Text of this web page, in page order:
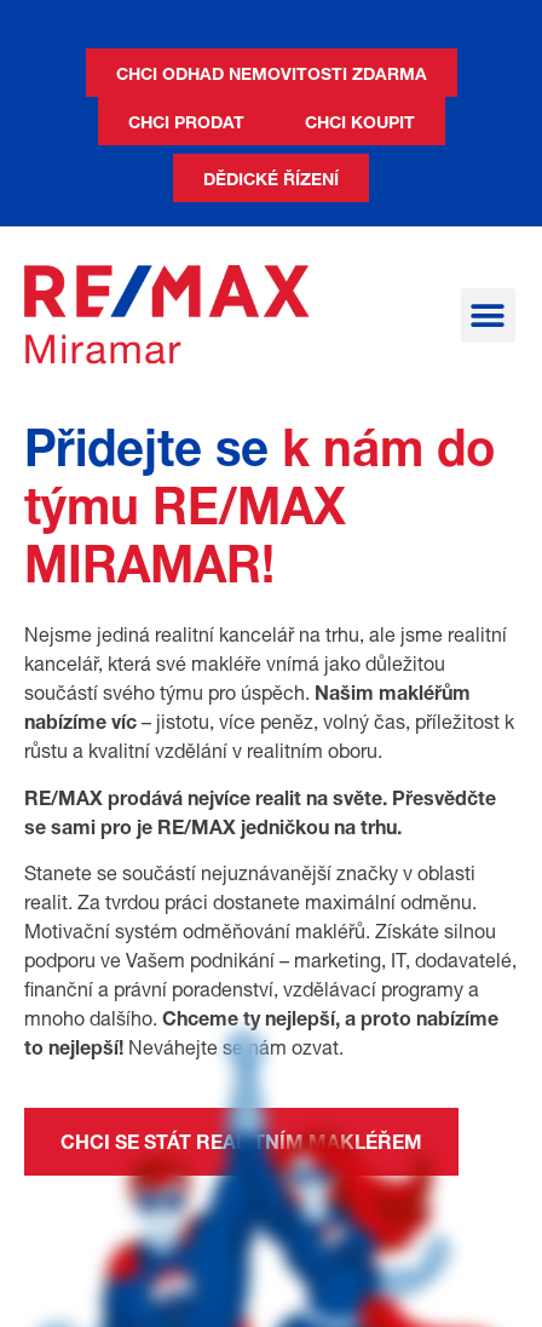
CHCI ODHAD NEMOVITOSTI ZDARMA
CHCI PRODAT CHCI KOUPIT
DĚDICKÉ ŘÍZENÍ
Přidejte se k nám do
týmu RE/MAX
MIRAMAR!
Nejsme jediná realitní kancelář na trhu, ale jsme realitní
kancelář, která své makléře vnímá jako důležitou
součástí svého týmu pro úspěch. Našim makléřům
nabízíme víc – jistotu, více peněz, volný čas, příležitost k
růstu a kvalitní vzdělání v realitním oboru.
RE/MAX prodává nejvíce realit na světe. Přesvědčte
se sami pro je RE/MAX jedničkou na trhu.
Stanete se součástí nejuznávanější značky v oblasti
realit. Za tvrdou práci dostanete maximální odměnu.
Motivační systém odměňování makléřů. Získáte silnou
podporu ve Vašem podnikání – marketing, IT, dodavatelé,
finanční a právní poradenství, vzdělávací programy a
mnoho dalšího. Chceme ty nejlepší, a proto nabízíme
to nejlepší! Neváhejte se nám ozvat.
CHCI SE STÁT REALITNÍM MAKLÉŘEM